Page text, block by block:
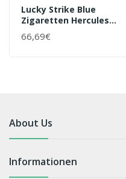
Lucky Strike Blue
Zigaretten Hercules
66,69€
About Us
Informationen